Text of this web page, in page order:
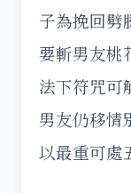
子為挽回劈
要斬男友桃
法下符咒可
男友仍移情
以最重可處